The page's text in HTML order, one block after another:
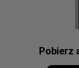
Pobierz